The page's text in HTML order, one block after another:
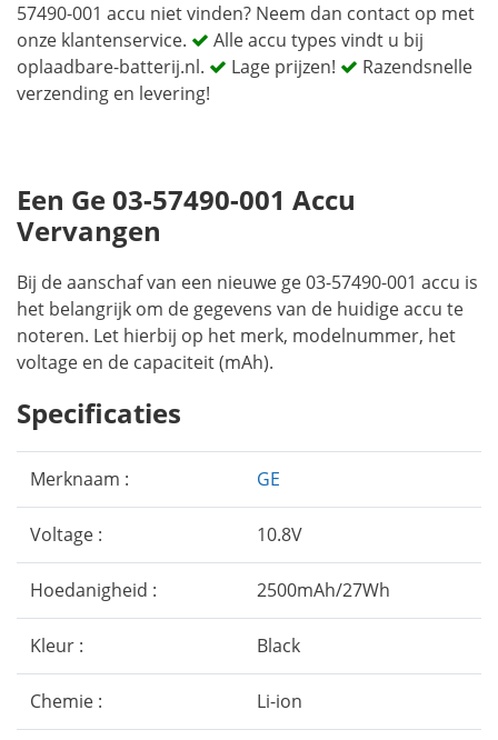
57490-001 accu niet vinden? Neem dan contact op met
onze klantenservice.
Alle accu types vindt u bij
oplaadbare-batterij.nl.
Lage prijzen!
Razendsnelle
verzending en levering!
Een Ge 03-57490-001 Accu
Vervangen
Bij de aanschaf van een nieuwe ge 03-57490-001 accu is
het belangrijk om de gegevens van de huidige accu te
noteren. Let hierbij op het merk, modelnummer, het
voltage en de capaciteit (mAh).
Specificaties
Merknaam : GE
Voltage : 10.8V
Hoedanigheid : 2500mAh/27Wh
Kleur : Black
Chemie : Li-ion